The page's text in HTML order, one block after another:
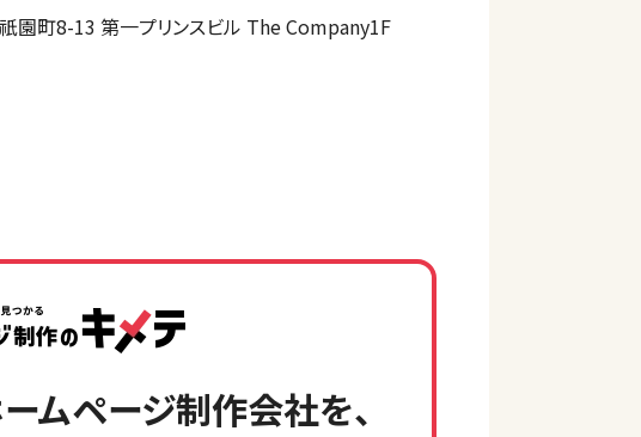
園町8-13 第一プリンスビル The Company1F
ムページ制作会社を、